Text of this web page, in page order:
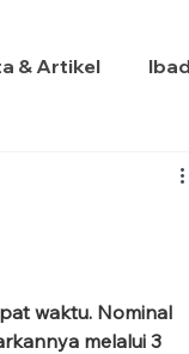
& Artikel
waktu. Nominal
melalui 3